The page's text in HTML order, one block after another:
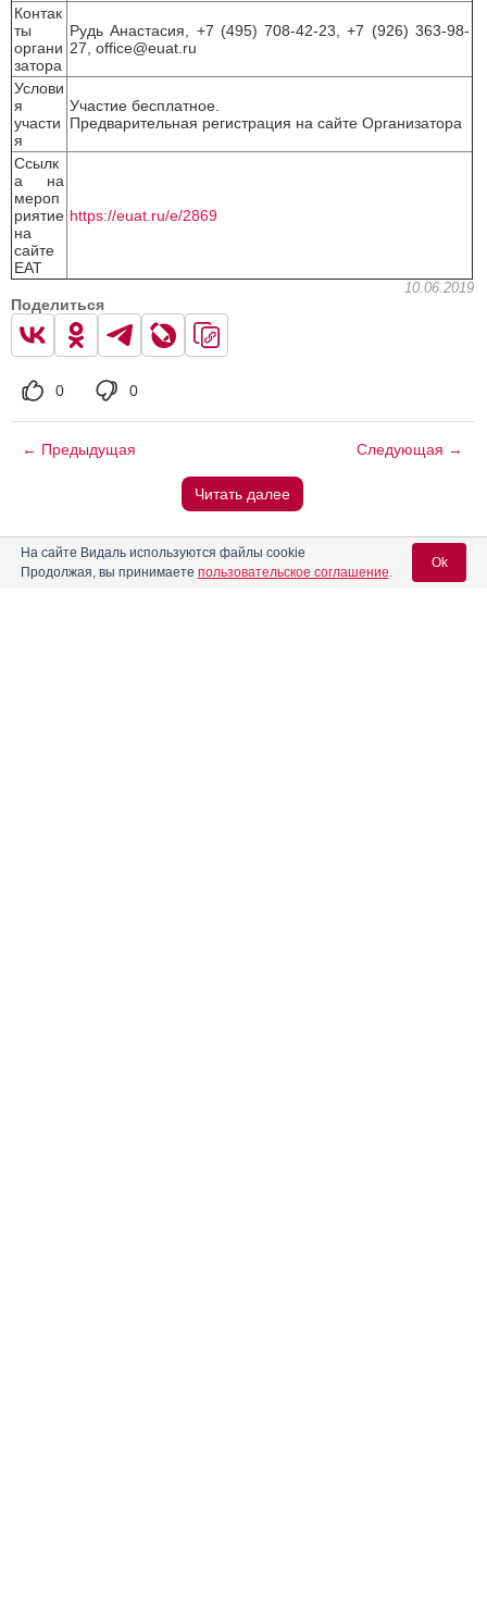
Контак
ты
органи
затора
Рудь Анастасия, +7 (495) 708-42-23, +7 (926) 363-98-
27, office@euat.ru
Услови
я
участи
я
Участие бесплатное.
Предварительная регистрация на сайте Организатора
Ссылк
а на
мероп
риятие
на
сайте
ЕАТ
https://euat.ru/e/2869
10.06.2019
Поделиться
0 0
← Предыдущая Следующая →
Читать далее
Вас может заинтересовать
На сайте Видаль используются файлы cookie
Продолжая, вы принимаете пользовательское соглашение.
Ok